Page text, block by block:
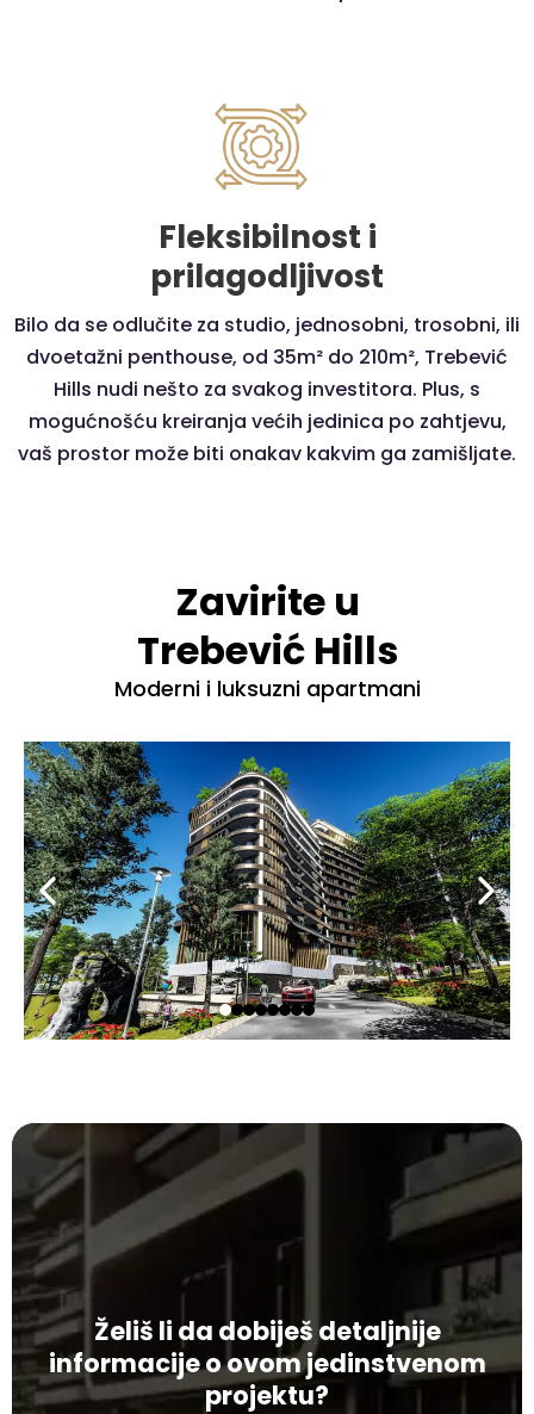
Fleksibilnost i
prilagodljivost
Bilo da se odlučite za studio, jednosobni, trosobni, ili
dvoetažni penthouse, od 35m² do 210m², Trebević
Hills nudi nešto za svakog investitora. Plus, s
mogućnošću kreiranja većih jedinica po zahtjevu,
vaš prostor može biti onakav kakvim ga zamišljate.
Zavirite u
Trebević Hills
Moderni i luksuzni apartmani
Želiš li da dobiješ detaljnije
informacije o ovom jedinstvenom
projektu?